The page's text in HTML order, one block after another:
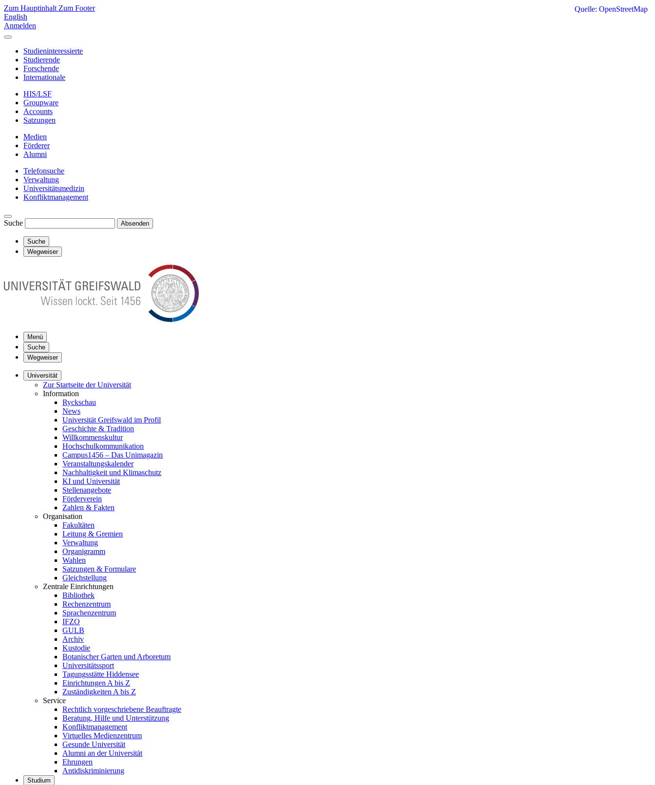
Zum Hauptinhalt Zum Footer
English
Anmelden
Studieninteressierte
Studierende
Forschende
Internationale
HIS/LSF
Groupware
Accounts
Satzungen
Medien
Förderer
Alumni
Telefonsuche
Verwaltung
Universitätsmedizin
Konfliktmanagement
Suche Absenden
Suche
Wegweiser
Menü
Suche
Wegweiser
Universität
Zur Startseite der Universität
Information
Ryckschau
News
Universität Greifswald im Profil
Geschichte & Tradition
Willkommenskultur
Hochschulkommunikation
Campus1456 – Das Unimagazin
Veranstaltungskalender
Nachhaltigkeit und Klimaschutz
KI und Universität
Stellenangebote
Förderverein
Zahlen & Fakten
Organisation
Fakultäten
Leitung & Gremien
Verwaltung
Organigramm
Wahlen
Satzungen & Formulare
Gleichstellung
Zentrale Einrichtungen
Bibliothek
Rechenzentrum
Sprachenzentrum
IFZO
GULB
Archiv
Kustodie
Botanischer Garten und Arboretum
Universitätssport
Tagungsstätte Hiddensee
Einrichtungen A bis Z
Zuständigkeiten A bis Z
Service
Rechtlich vorgeschriebene Beauftragte
Beratung, Hilfe und Unterstützung
Konfliktmanagement
Virtuelles Medienzentrum
Gesunde Universität
Alumni an der Universität
Ehrungen
Antidiskriminierung
Studium
Quelle: OpenStreetMap